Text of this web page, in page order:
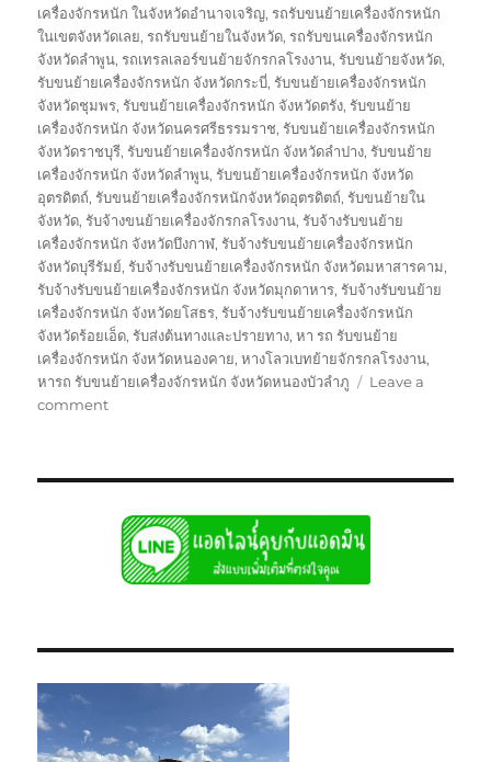
เครื่องจักรหนัก ในจังหวัดอำนาจเจริญ,รถรับขนย้ายเครื่องจักรหนัก
ในเขตจังหวัดเลย,รถรับขนย้ายในจังหวัด,รถรับขนเครื่องจักรหนัก
จังหวัดลำพูน,รถเทรลเลอร์ขนย้ายจักรกลโรงงาน,รับขนย้ายจังหวัด,
รับขนย้ายเครื่องจักรหนัก จังหวัดกระบี่,รับขนย้ายเครื่องจักรหนัก
จังหวัดชุมพร,รับขนย้ายเครื่องจักรหนัก จังหวัดตรัง,รับขนย้าย
เครื่องจักรหนัก จังหวัดนครศรีธรรมราช,รับขนย้ายเครื่องจักรหนัก
จังหวัดราชบุรี,รับขนย้ายเครื่องจักรหนัก จังหวัดลำปาง,รับขนย้าย
เครื่องจักรหนัก จังหวัดลำพูน,รับขนย้ายเครื่องจักรหนัก จังหวัด
อุตรดิตถ์,รับขนย้ายเครื่องจักรหนักจังหวัดอุตรดิตถ์,รับขนย้ายใน
จังหวัด,รับจ้างขนย้ายเครื่องจักรกลโรงงาน,รับจ้างรับขนย้าย
เครื่องจักรหนัก จังหวัดบึงกาฬ,รับจ้างรับขนย้ายเครื่องจักรหนัก
จังหวัดบุรีรัมย์,รับจ้างรับขนย้ายเครื่องจักรหนัก จังหวัดมหาสารคาม,
รับจ้างรับขนย้ายเครื่องจักรหนัก จังหวัดมุกดาหาร,รับจ้างรับขนย้าย
เครื่องจักรหนัก จังหวัดยโสธร,รับจ้างรับขนย้ายเครื่องจักรหนัก
จังหวัดร้อยเอ็ด,รับส่งต้นทางและปรายทาง,หา รถ รับขนย้าย
เครื่องจักรหนัก จังหวัดหนองคาย,หางโลวเบทย้ายจักรกลโรงงาน,
หารถ รับขนย้ายเครื่องจักรหนัก จังหวัดหนองบัวลำภู
Leave a
commenton
บรรทุก
รับ
ส่ง
กลับ
รวม